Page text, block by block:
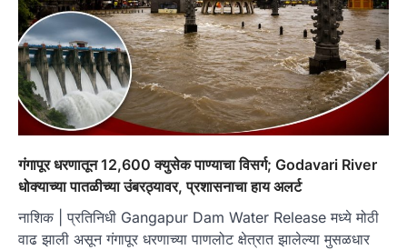
गंगापूर धरणातून 12,600 क्युसेक पाण्याचा विसर्ग; Godavari River
धोक्याच्या पातळीच्या उंबरठ्यावर, प्रशासनाचा हाय अलर्ट
नाशिक | प्रतिनिधी Gangapur Dam Water Release मध्ये मोठी
वाढ झाली असून गंगापूर धरणाच्या पाणलोट क्षेत्रात झालेल्या मुसळधार